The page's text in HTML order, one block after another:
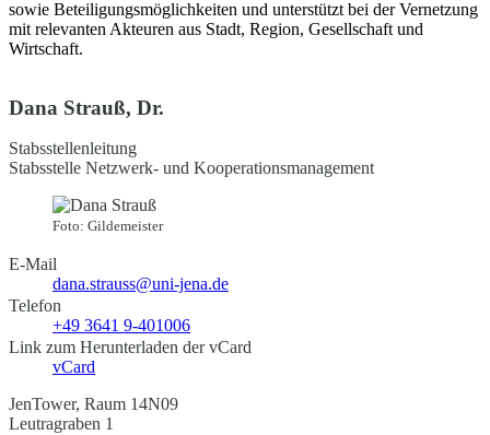
sowie Beteiligungsmöglichkeiten und unterstützt bei der Vernetzung
mit relevanten Akteuren aus Stadt, Region, Gesellschaft und
Wirtschaft.
Dana Strauß, Dr.
Stabsstellenleitung
Stabsstelle Netzwerk- und Kooperationsmanagement
Foto: Gildemeister
E-Mail
dana.strauss@uni-jena.de
Telefon
+49 3641 9-401006
Link zum Herunterladen der vCard
vCard
JenTower, Raum 14N09
Leutragraben 1